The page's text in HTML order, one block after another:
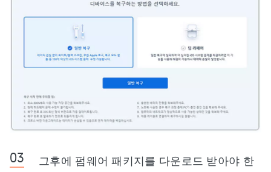
그후에 펌웨어 패키지를 다운로드 받아야 한